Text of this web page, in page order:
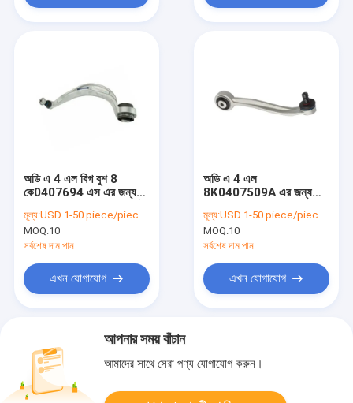
অডি এ 4 এল বিগ বুশ 8
কে0407694 এস এর জন্য
মূল্য:USD 1-50 piece/pieces
MOQ:10
সর্বশেষ দাম পান
এখন যোগাযোগ
অডি এ 4 এল
8K0407509A এর জন্য
অ্যালুমিনিয়াম কন্ট্রোল আর্ম
মূল্য:USD 1-50 piece/pieces
MOQ:10
সর্বশেষ দাম পান
এখন যোগাযোগ
আপনার সময় বাঁচান
আমাদের সাথে সেরা পণ্য যোগাযোগ করুন।